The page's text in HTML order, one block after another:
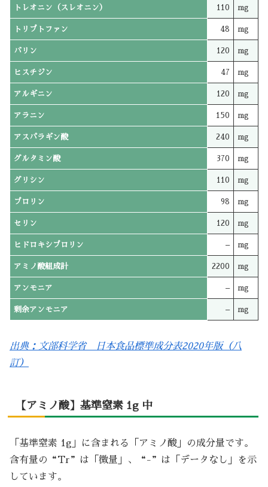
トレオニン（スレオニン） 110 mg
トリプトファン 48 mg
バリン 120 mg
ヒスチジン 47 mg
アルギニン 120 mg
アラニン 150 mg
アスパラギン酸 240 mg
グルタミン酸 370 mg
グリシン 110 mg
プロリン 98 mg
セリン 120 mg
ヒドロキシプロリン – mg
アミノ酸組成計 2200 mg
アンモニア – mg
剰余アンモニア – mg
出典：文部科学省 日本食品標準成分表2020年版（八
訂）
【アミノ酸】基準窒素 1g 中
「基準窒素 1g」に含まれる「アミノ酸」の成分量です。
含有量の“Tr”は「微量」、“-”は「データなし」を示
しています。